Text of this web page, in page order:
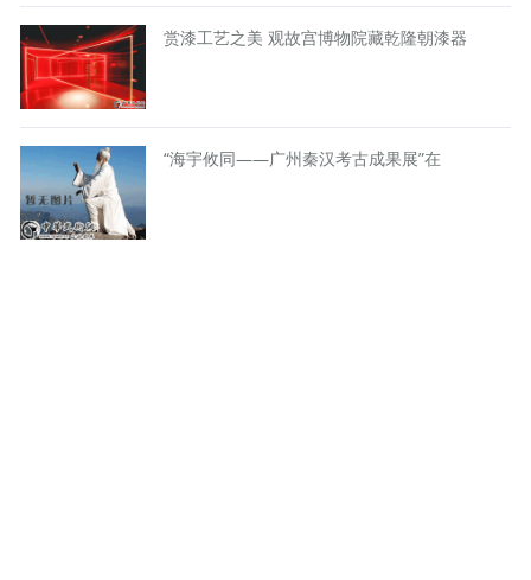
赏漆工艺之美 观故宫博物院藏乾隆朝漆器
“海宇攸同——广州秦汉考古成果展”在